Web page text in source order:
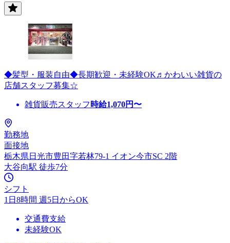
◆髪型・服装自由◆長期歓迎・未経験OK♬かわいい雑貨の
店舗スタッフ募集☆
雑貨販売スタッフ 時給1,070円〜
勤務地
面接地
栃木県日光市豊田字若林79-1 イオン今市SC 2階
大谷向駅 徒歩7分
シフト
1日8時間 週5日からOK
交通費支給
未経験OK